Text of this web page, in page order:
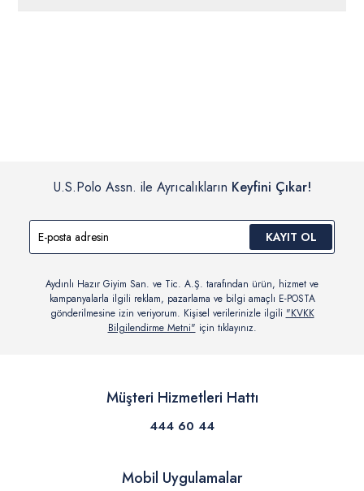
U.S.Polo Assn. ile Ayrıcalıkların Keyfini Çıkar!
KAYIT OL
Aydınlı Hazır Giyim San. ve Tic. A.Ş. tarafından ürün, hizmet ve
kampanyalarla ilgili reklam, pazarlama ve bilgi amaçlı E-POSTA
gönderilmesine izin veriyorum. Kişisel verilerinizle ilgili "KVKK
Bilgilendirme Metni" için tıklayınız.
Müşteri Hizmetleri Hattı
444 60 44
Mobil Uygulamalar